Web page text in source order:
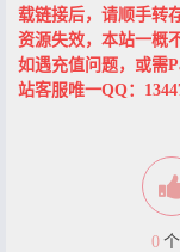
载链接后，请顺手转
资源失效，本站一概
如遇充值问题，或需
站客服唯一QQ：
0